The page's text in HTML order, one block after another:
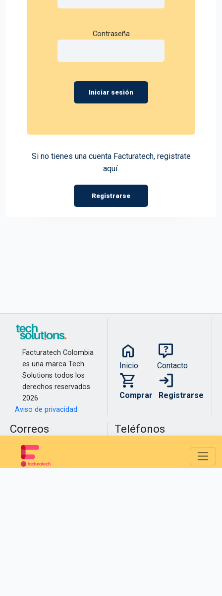
Contraseña
Iniciar sesión
Si no tienes una cuenta Facturatech, registrate
aquí.
Registrarse
Facturatech Colombia
es una marca Tech
Solutions todos los
derechos reservados
2026
Aviso de privacidad
Inicio Contacto
Comprar Registrarse
Correos
Electrónicos
info@facturatech.co
soporte@facturatech.co
Teléfonos
Cali(602) 389 60 00